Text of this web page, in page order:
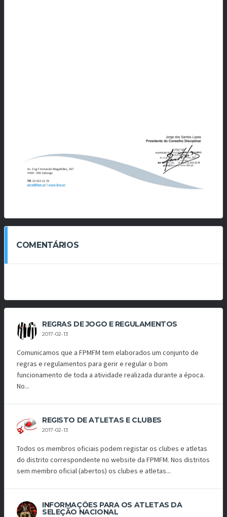
COMENTÁRIOS
REGRAS DE JOGO E REGULAMENTOS
2017-02-13
Comunicamos que a FPMFM tem elaborados um conjunto de
regras e regulamentos para gerir e regular o bom
funcionamento de toda a atividade realizada durante a época.
No...
REGISTO DE ATLETAS E CLUBES
2017-02-13
Todos os membros oficiais podem registar os clubes e atletas
do distrito correspondente no website da FPMFM. Nos distritos
sem membro oficial (abertos) os clubes e atletas...
INFORMAÇÕES PARA OS ATLETAS DA
SELEÇÃO NACIONAL